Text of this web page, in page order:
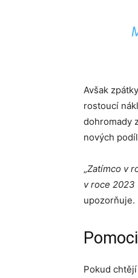
Avšak
rostoucí
dohromady
nových
„Zatímco v
v roce 2023
upozorňuje.
Pokud